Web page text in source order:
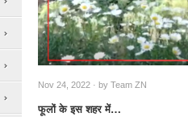
Nov 24, 2022 · by Team ZN
फूलों के इस शहर में…